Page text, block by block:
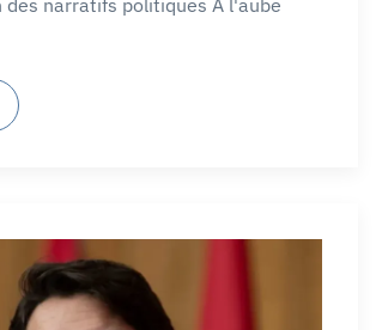
narratifs politiques À l'aube